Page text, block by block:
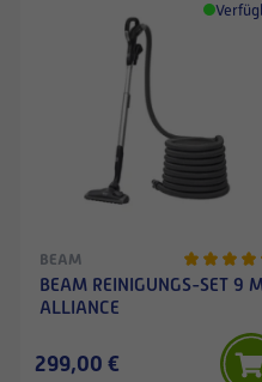
BEAM
BEAM REINIGUNGS-SET 9
ALLIANCE
299,00 €